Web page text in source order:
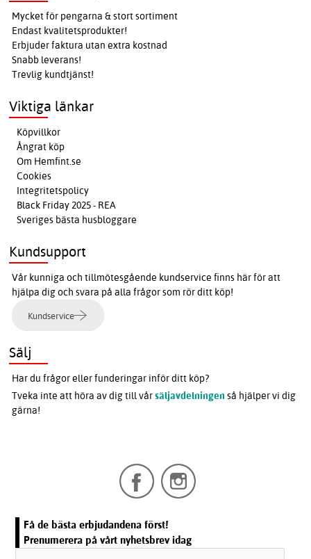
Mycket för pengarna & stort sortiment
Endast kvalitetsprodukter!
Erbjuder faktura utan extra kostnad
Snabb leverans!
Trevlig kundtjänst!
Viktiga länkar
Köpvillkor
Ångrat köp
Om Hemfint.se
Cookies
Integritetspolicy
Black Friday 2025 - REA
Sveriges bästa husbloggare
Kundsupport
Vår kunniga och tillmötesgående kundservice finns här för att
hjälpa dig och svara på alla frågor som rör ditt köp!
Kundservice
Sälj
Har du frågor eller funderingar inför ditt köp?
Tveka inte att höra av dig till vårsäljavdelningen så hjälper vi dig
gärna!
Få de bästa erbjudandena först!
Prenumerera på vårt nyhetsbrev idag